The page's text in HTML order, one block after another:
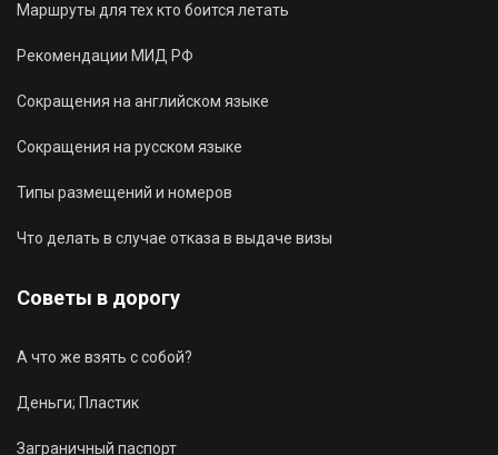
Маршруты для тех кто боится летать
Рекомендации МИД РФ
Сокращения на английском языке
Сокращения на русском языке
Типы размещений и номеров
Что делать в случае отказа в выдаче визы
Советы в дорогу
А что же взять с собой?
Деньги; Пластик
Заграничный паспорт